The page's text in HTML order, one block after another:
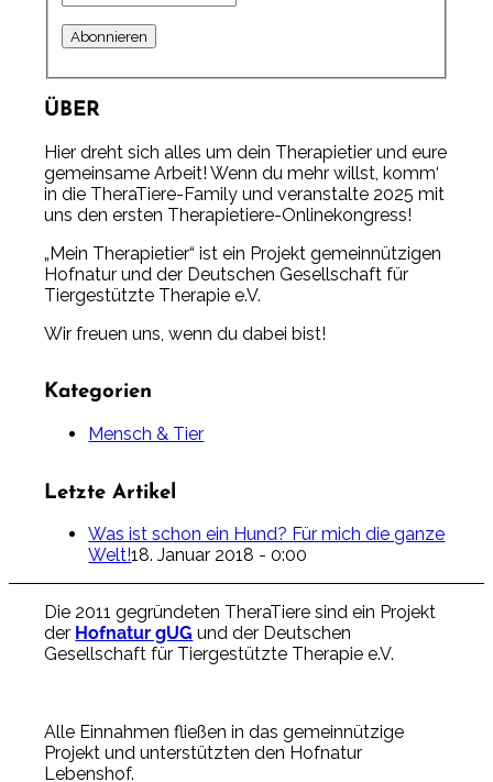
ÜBER
Hier dreht sich alles um dein Therapietier und eure
gemeinsame Arbeit! Wenn du mehr willst, komm‘
in die TheraTiere-Family und veranstalte 2025 mit
uns den ersten Therapietiere-Onlinekongress!
„Mein Therapietier“ ist ein Projekt gemeinnützigen
Hofnatur und der Deutschen Gesellschaft für
Tiergestützte Therapie e.V.
Wir freuen uns, wenn du dabei bist!
Kategorien
Mensch & Tier
Letzte Artikel
Was ist schon ein Hund? Für mich die ganze
Welt!18. Januar 2018 - 0:00
Die 2011 gegründeten TheraTiere sind ein Projekt
der Hofnatur gUG und der Deutschen
Gesellschaft für Tiergestützte Therapie e.V.
Alle Einnahmen fließen in das gemeinnützige
Projekt und unterstützten den Hofnatur
Lebenshof.